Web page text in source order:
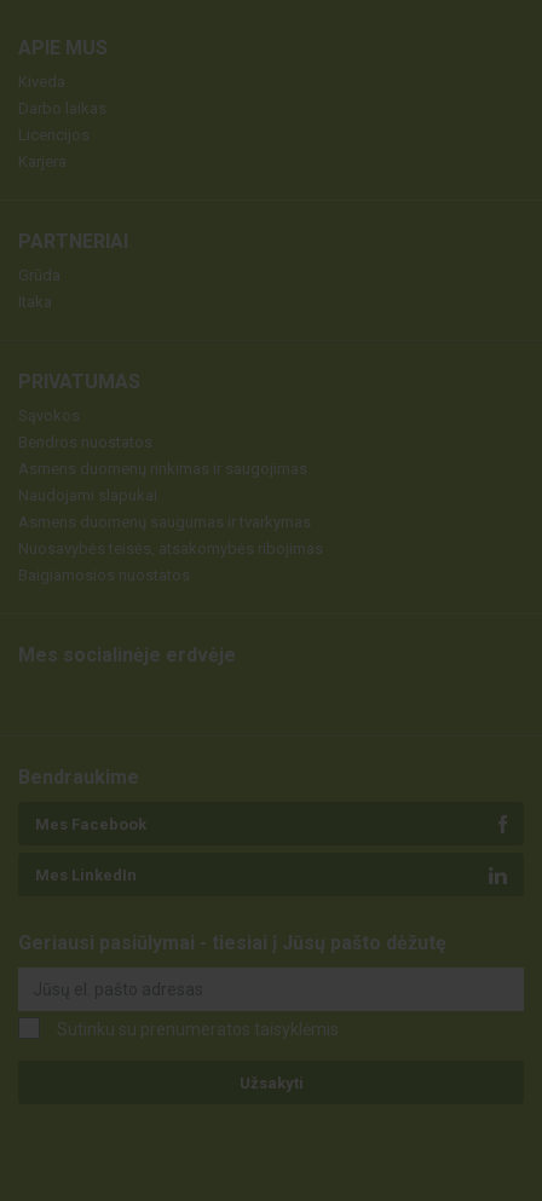
APIE MUS
Kiveda
Darbo laikas
Licencijos
Karjera
PARTNERIAI
Grūda
Itaka
PRIVATUMAS
Sąvokos
Bendros nuostatos
Asmens duomenų rinkimas ir saugojimas
Naudojami slapukai
Asmens duomenų saugumas ir tvarkymas
Nuosavybės teisės, atsakomybės ribojimas
Baigiamosios nuostatos
Mes socialinėje erdvėje
Bendraukime
Mes Facebook
Mes LinkedIn
Geriausi pasiūlymai - tiesiai į Jūsų pašto dėžutę
Sutinku su prenumeratos taisyklėmis
Užsakyti